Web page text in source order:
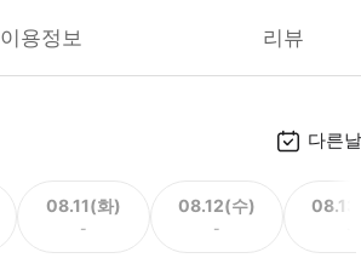
이용정보 리뷰
다른
08.11(화)
-
08.12(수)
-